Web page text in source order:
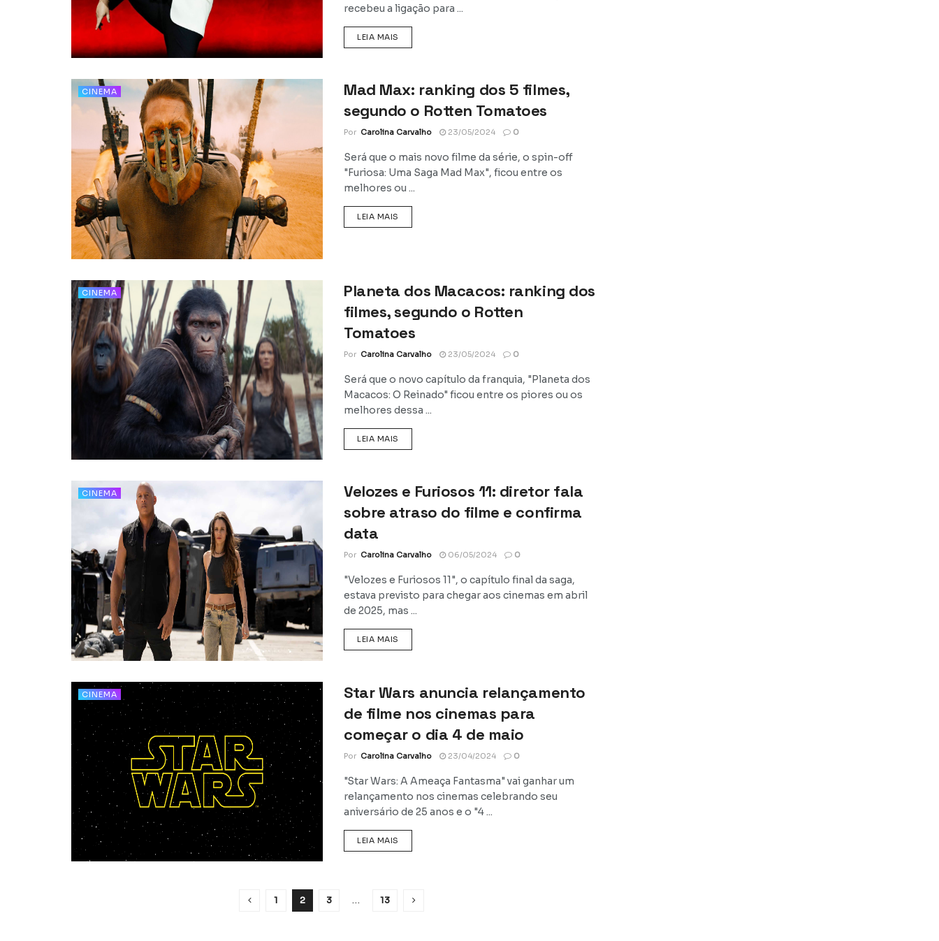
recebeu a ligação para ...
LEIA MAIS
CINEMA
Mad Max: ranking dos 5 filmes,
segundo o Rotten Tomatoes
Por Carolina Carvalho 23/05/2024 0
Será que o mais novo filme da série, o spin-off
"Furiosa: Uma Saga Mad Max", ficou entre os
melhores ou ...
LEIA MAIS
CINEMA
Planeta dos Macacos: ranking dos
filmes, segundo o Rotten
Tomatoes
Por Carolina Carvalho 23/05/2024 0
Será que o novo capítulo da franquia, "Planeta dos
Macacos: O Reinado" ficou entre os piores ou os
melhores dessa ...
LEIA MAIS
CINEMA
Velozes e Furiosos 11: diretor fala
sobre atraso do filme e confirma
data
Por Carolina Carvalho 06/05/2024 0
"Velozes e Furiosos 11", o capítulo final da saga,
estava previsto para chegar aos cinemas em abril
de 2025, mas ...
LEIA MAIS
CINEMA
Star Wars anuncia relançamento
de filme nos cinemas para
começar o dia 4 de maio
Por Carolina Carvalho 23/04/2024 0
"Star Wars: A Ameaça Fantasma" vai ganhar um
relançamento nos cinemas celebrando seu
aniversário de 25 anos e o "4 ...
LEIA MAIS
1 2 3 … 13